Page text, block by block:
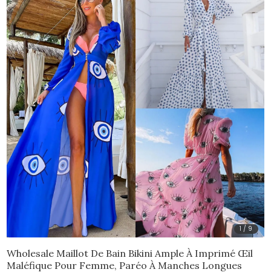
1 / 9
Wholesale Maillot De Bain Bikini Ample À Imprimé Œil
Maléfique Pour Femme, Paréo À Manches Longues